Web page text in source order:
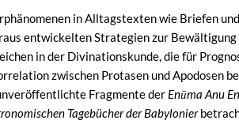
in Alltagstexten wie Briefen
entwickelten Strategien zur
in der Divinationskunde, die für
zwischen Protasen und Apodosen
Fragmente der Enūma Anu
Tagebücher der Babylonier